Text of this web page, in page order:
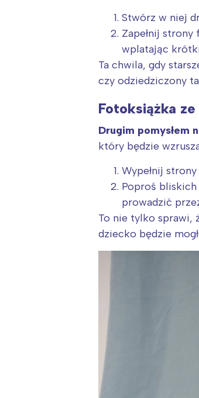
Stwórz w niej
Zapełnij
wplatając
Ta chwila, gdy
czy odziedziczony
Fotoksiążka
Drugim pomysłem
który będzie
Wypełnij
Poproś
prowadzić
To nie tylko sprawi,
dziecko będzie